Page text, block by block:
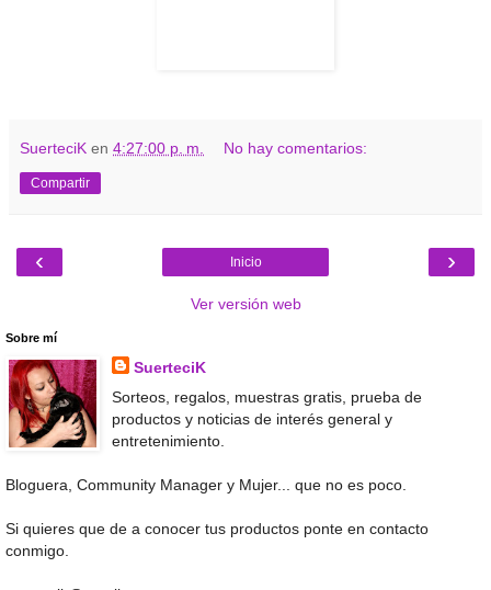
SuerteciK en 4:27:00 p. m. No hay comentarios:
Compartir
‹ ›
Inicio
Ver versión web
Sobre mí
SuerteciK
Sorteos, regalos, muestras gratis, prueba de
productos y noticias de interés general y
entretenimiento.
Bloguera, Community Manager y Mujer... que no es poco.
Si quieres que de a conocer tus productos ponte en contacto
conmigo.